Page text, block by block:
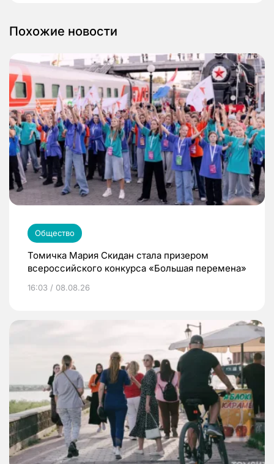
Похожие новости
Общество
Томичка Мария Скидан стала призером
всероссийского конкурса «Большая перемена»
16:03 / 08.08.26